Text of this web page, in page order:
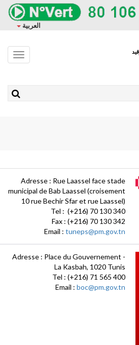
العربية
Toggle
Adresse : Rue Laassel face stade
municipal de Bab Laassel (croisement
10 rue Bechir Sfar et rue Laassel)
Tel : (+216) 70 130 340
Fax : (+216) 70 130 342
Email :tuneps@pm.gov.tn
Adresse : Place du Gouvernement -
La Kasbah, 1020 Tunis
Tel : (+216) 71 565 400
Email :boc@pm.gov.tn